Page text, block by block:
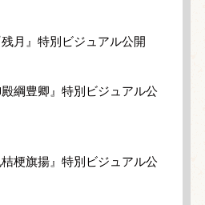
月』特別ビジュアル公開
綱豊卿』特別ビジュアル公
梗旗揚』特別ビジュアル公